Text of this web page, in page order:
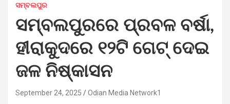
ସମ୍ବଲପୁର
ସମ୍ବଲପୁରରେ ପ୍ରବଳ ବର୍ଷା,
ହୀରାକୁଦରେ ୧୨ଟି ଗେଟ୍ ଦେଇ
ଜଳ ନିଷ୍କାସନ
September 24, 2025 Odian Media Network1